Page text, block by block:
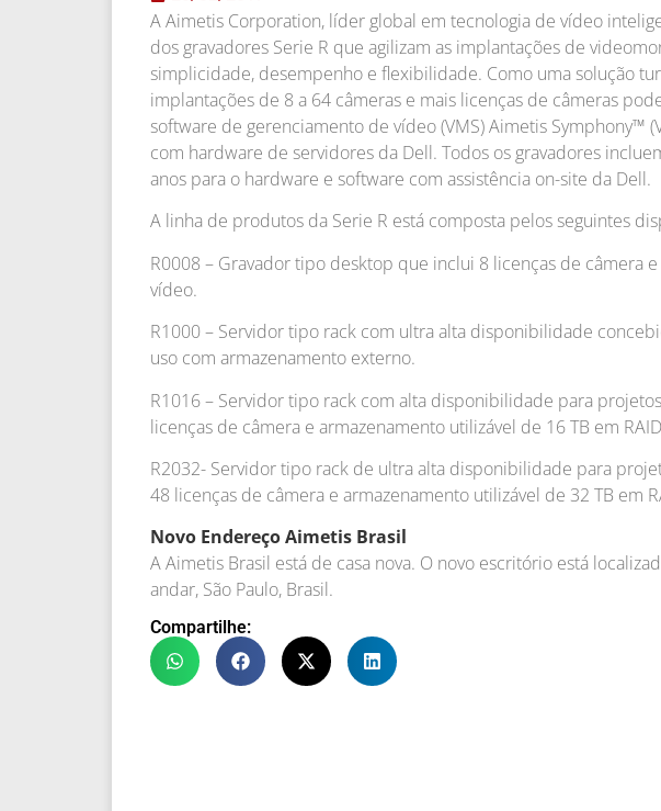
A Aimetis Corporation, líder global em tecnologia de vídeo
dos gravadores Serie R que agilizam as implantações de
simplicidade, desempenho e flexibilidade. Como uma solução
implantações de 8 a 64 câmeras e mais licenças de câmeras
software de gerenciamento de vídeo (VMS) Aimetis Symphony™
com hardware de servidores da Dell. Todos os gravadores
anos para o hardware e software com assistência on-site da Dell.
A linha de produtos da Serie R está composta pelos seguintes
R0008 – Gravador tipo desktop que inclui 8 licenças de câmera
vídeo.
R1000 – Servidor tipo rack com ultra alta disponibilidade
uso com armazenamento externo.
R1016 – Servidor tipo rack com alta disponibilidade para
licenças de câmera e armazenamento utilizável de 16 TB em
R2032- Servidor tipo rack de ultra alta disponibilidade para
48 licenças de câmera e armazenamento utilizável de 32 TB em
Novo Endereço Aimetis Brasil
A Aimetis Brasil está de casa nova. O novo escritório está
andar, São Paulo, Brasil.
Compartilhe: